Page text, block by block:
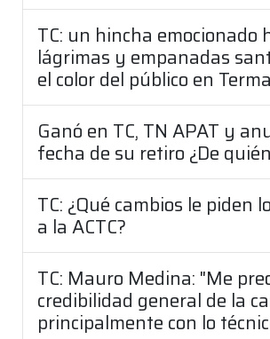
TC: un hincha emocionado
lágrimas y empanadas
el color del público en
Ganó en TC, TN APAT y
fecha de su retiro ¿De
TC: ¿Qué cambios le piden
a la ACTC?
TC: Mauro Medina: "Me
credibilidad general de la
principalmente con lo